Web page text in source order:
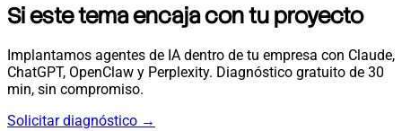
Si este tema encaja con tu proyecto
Implantamos agentes de IA dentro de tu empresa con Claude,
ChatGPT, OpenClaw y Perplexity. Diagnóstico gratuito de 30
min, sin compromiso.
Solicitar diagnóstico →